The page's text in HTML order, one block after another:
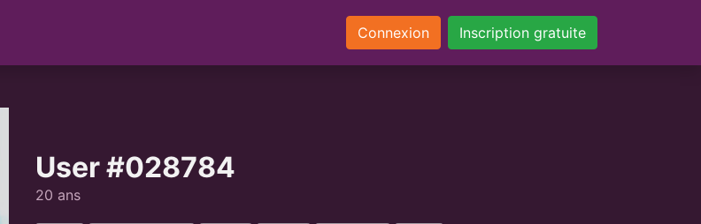
Connexion Inscription gratuite
User #028784
20 ans